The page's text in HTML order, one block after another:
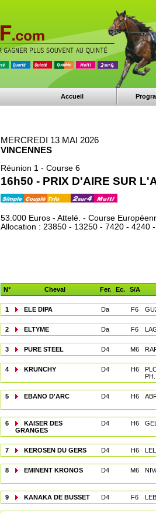
Accueil
MERCREDI 13 MAI 2026
VINCENNES
Réunion 1 - Course 6
16h50 - PRIX D'AIRE SUR
53.000 Euros - Attelé. - Course
Allocation : 23850 - 13250 - 7420 - 4240
N° Cheval Fer. Ec. S/A
1 ELE DIPA Da F6
2 ELTYME Da F6
3 PURE STEEL D4 M6
4 KRUNCHY D4 H6
PH.
5 EBANO D'ARC D4 H6
6
KAISER DES
GRANGES
D4 H6
7 KEROSEN DU GERS D4 H6
8 EMINENT KRONOS D4 M6
9 KANAKA DE BUSSET D4 F6